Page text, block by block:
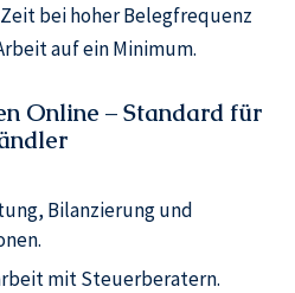
bei hoher Belegfrequenz
auf ein Minimum.
Online – Standard für
Bilanzierung und
mit Steuerberatern.